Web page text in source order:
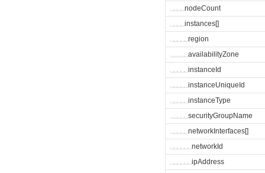
␣␣␣␣nodeCount
␣␣␣␣instances[]
␣␣␣␣␣region
␣␣␣␣␣availabilityZone
␣␣␣␣␣instanceId
␣␣␣␣␣instanceUniqueId
␣␣␣␣␣instanceType
␣␣␣␣␣securityGroupName
␣␣␣␣␣networkInterfaces[]
␣␣␣␣␣␣networkId
␣␣␣␣␣␣ipAddress